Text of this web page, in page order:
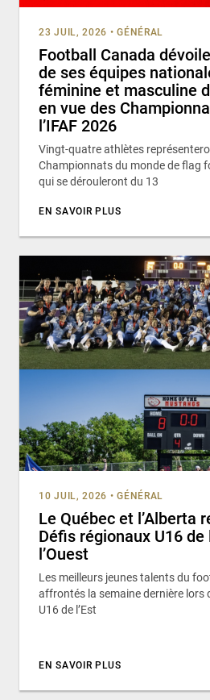
23 JUIL, 2026 • GÉNÉRAL
Football Canada
de ses équipes
féminine et masculine
en vue des
l’IFAF 2026
Vingt-quatre athlètes
Championnats du monde de flag
qui se dérouleront du 13
EN SAVOIR PLUS
10 JUIL, 2026 • GÉNÉRAL
Le Québec et l’Alberta
Défis régionaux U16 de
l’Ouest
Les meilleurs jeunes talents du
affrontés la semaine dernière lors
U16 de l’Est
EN SAVOIR PLUS